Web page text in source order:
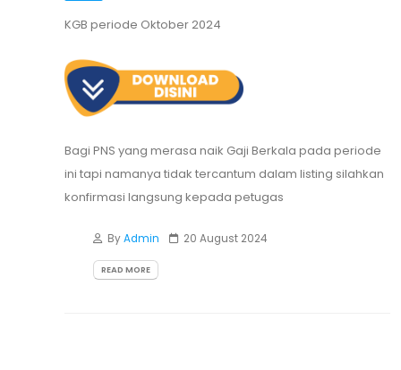
KGB periode Oktober 2024
Bagi PNS yang merasa naik Gaji Berkala pada periode
ini tapi namanya tidak tercantum dalam listing silahkan
konfirmasi langsung kepada petugas
ByAdmin 20 August 2024
READ MORE